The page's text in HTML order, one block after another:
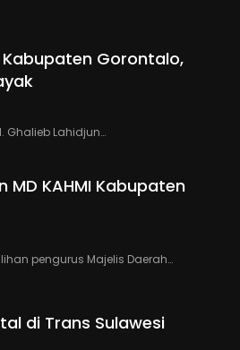
Kabupaten Gorontalo,
Ghalieb Lahidjun…
MD KAHMI Kabupaten
pengurus Majelis Daerah…
di Trans Sulawesi